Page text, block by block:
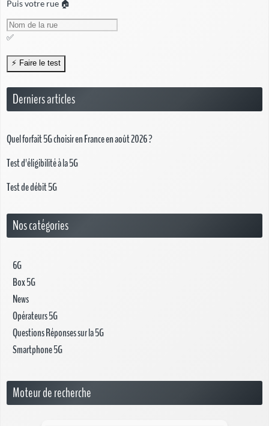
Puis votre rue 🏠
✅
Derniers articles
Quel forfait 5G choisir en France en août 2026 ?
Test d'éligibilité à la 5G
Test de débit 5G
Nos catégories
6G
Box 5G
News
Opérateurs 5G
Questions Réponses sur la 5G
Smartphone 5G
Moteur de recherche